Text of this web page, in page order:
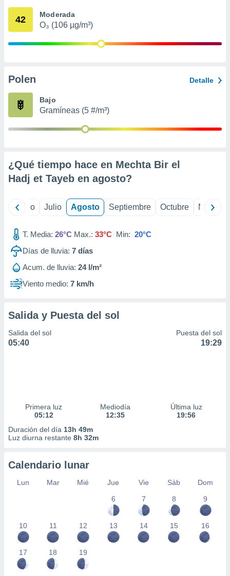
mediante
publicidad
de
42 Moderada
O₃ (106 µg/m³)
Polen Detalle
Bajo
Gramíneas (5 #/m³)
¿Qué tiempo hace en Mechta Bir el
Hadj et Tayeb en agosto?
Junio Julio Agosto Septiembre Octubre
T. Media: 26°C Max.: 33°C Min: 20°C
Días de lluvia: 7 días
Acum. de lluvia: 24 l/m²
Viento medio: 7 km/h
Salida y Puesta del sol
Salida del sol
05:40
Puesta del sol
19:29
Primera luz
05:12
Mediodía
12:35
Última luz
19:56
Duración del día 13h 49m
Luz diurna restante 8h 32m
Calendario lunar
Lun Mar Mié Jue Vie Sáb
Dom
6
7 8 9
10 11 12 13 14 15 16
17 18 19